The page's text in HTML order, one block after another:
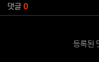
댓글 0
등록된